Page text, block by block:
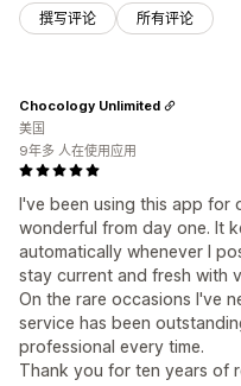
撰写评论 所有评论
I've been using this app for
wonderful from day one. It
automatically whenever I
stay current and fresh with
On the rare occasions I've
service has been
professional every time.
Thank you for ten years of
Chocology Unlimited
美国
9年多 人在使用应用